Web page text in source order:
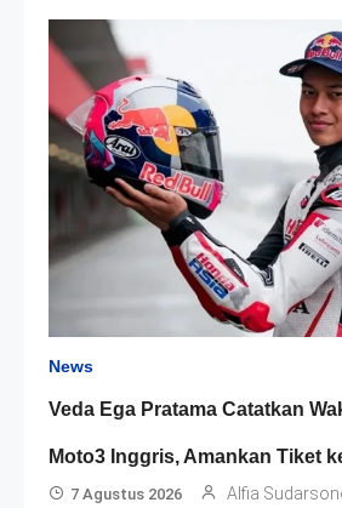
News
Veda Ega Pratama Catatkan
Moto3 Inggris, Amankan Tiket
7 Agustus 2026 Alfia